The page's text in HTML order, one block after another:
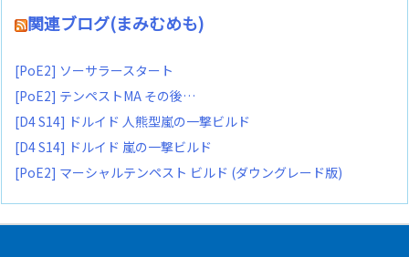
関連ブログ(まみむめも)
[PoE2] ソーサラースタート
[PoE2] テンペストMA その後…
[D4 S14] ドルイド 人熊型嵐の一撃ビルド
[D4 S14] ドルイド 嵐の一撃ビルド
[PoE2] マーシャルテンペスト ビルド (ダウングレード版)